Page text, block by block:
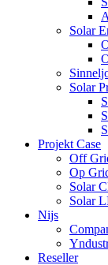
Solar
Solar
Projekt Case
Off
Op
Solar
Solar
Nijs
Reseller